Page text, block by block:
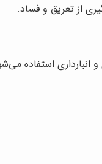
از تعریق و فساد.
استفاده